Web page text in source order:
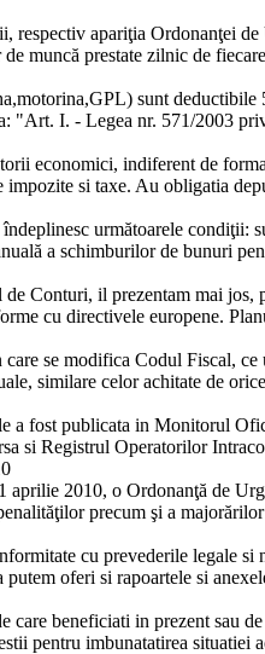
apariţia Ordonanţei
muncă prestate zilnic de
sunt
"Art. I. - Legea nr. 571/2003
economici, indiferent de
si taxe. Au obligatia
următoarele condiţii:
a schimburilor de bunuri
Conturi, il prezentam mai
cu directivele europene.
se modifica Codul Fiscal,
similare celor achitate de
a fost publicata in Monitorul
si Registrul Operatorilor
aprilie 2010, o Ordonanţă de
precum şi a
cu prevederile legale
oferi si rapoartele si
beneficiati in prezent sau
pentru imbunatatirea situatiei